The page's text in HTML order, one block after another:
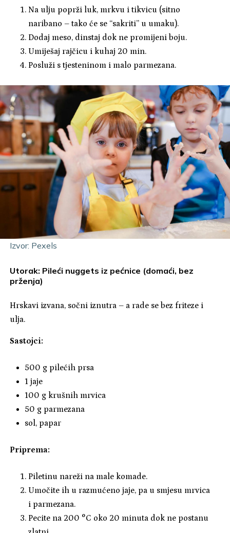
Na ulju poprži luk, mrkvu i tikvicu (sitno
naribano – tako će se “sakriti” u umaku).
Dodaj meso, dinstaj dok ne promijeni boju.
Umiješaj rajčicu i kuhaj 20 min.
Posluži s tjesteninom i malo parmezana.
Izvor: Pexels
Utorak: Pileći nuggets iz pećnice (domaći, bez
prženja)
Hrskavi izvana, sočni iznutra – a rade se bez friteze i
ulja.
Sastojci:
500 g pilećih prsa
1 jaje
100 g krušnih mrvica
50 g parmezana
sol, papar
Priprema:
Piletinu nareži na male komade.
Umočite ih u razmućeno jaje, pa u smjesu mrvica
i parmezana.
Pecite na 200 °C oko 20 minuta dok ne postanu